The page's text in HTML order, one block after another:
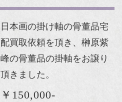
日本画の掛け軸の骨董品宅
配買取依頼を頂き、榊原紫
峰の骨董品の掛軸をお譲り
頂きました。
￥150,000-